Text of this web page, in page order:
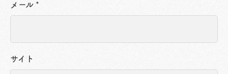
メール *
サイト